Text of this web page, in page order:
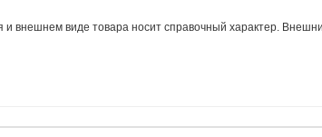
и внешнем виде товара носит справочный характер.